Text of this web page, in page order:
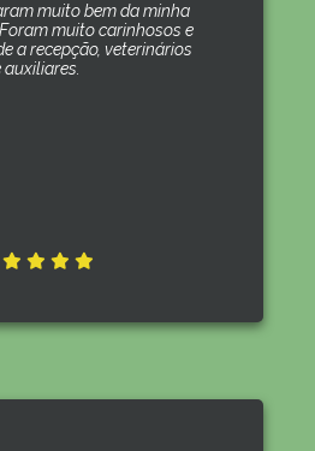
muito bem da minha
muito carinhosos e
a recepção, veterinários
auxiliares.